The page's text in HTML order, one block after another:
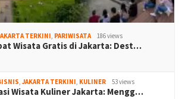
TERKINI, PARIWISATA 186 views
Wisata Gratis di Jakarta: Dest…
, JAKARTA TERKINI, KULINER 53 views
Wisata Kuliner Jakarta: Mengg…